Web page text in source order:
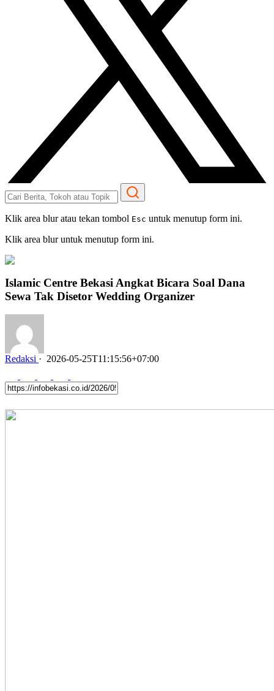
Klik area blur atau tekan tombol Esc untuk menutup form ini.
Klik area blur untuk menutup form ini.
Islamic Centre Bekasi Angkat Bicara Soal Dana
Sewa Tak Disetor Wedding Organizer
Redaksi · 2026-05-25T11:15:56+07:00